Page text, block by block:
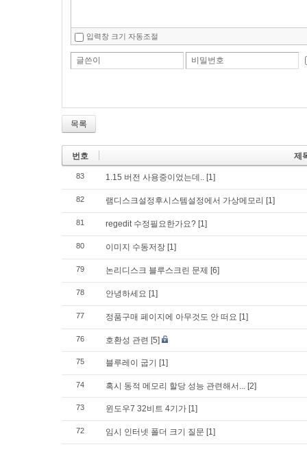
입력창 크기 자동조절
글쓴이 비밀번호
목록
번호 제
83 1.15 버전 사용중이었는데.. [1]
82 램디스크설정후시스템설정에서 가상메모리 [1]
81 regedit 수정필요한가요? [1]
80 이미지 수동저장 [1]
79 논리디스크 블루스크린 문제 [6]
78 안녕하세요 [1]
77 정품구매 페이지에 아무것도 안 떠요 [1]
76 호환성 관련 [5]
75 블루레이 굽기 [1]
74 혹시 동적 메모리 할당 성능 관련해서... [2]
73 윈도우7 32비트 4기가 [1]
72 임시 인터넷 폴더 크기 질문 [1]